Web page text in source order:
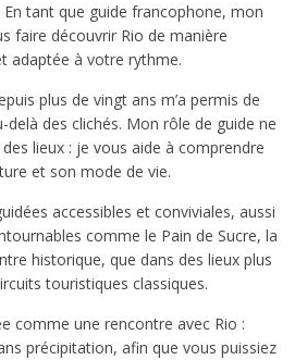
tant que guide francophone, mon
faire découvrir Rio de manière
adaptée à votre rythme.
plus de vingt ans m’a permis de
delà des clichés. Mon rôle de guide ne
lieux : je vous aide à comprendre
et son mode de vie.
accessibles et conviviales, aussi
comme le Pain de Sucre, la
historique, que dans des lieux plus
touristiques classiques.
comme une rencontre avec Rio :
précipitation, afin que vous puissiez